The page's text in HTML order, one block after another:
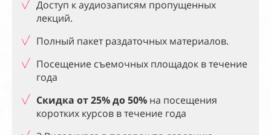
Доступ к аудиозаписям пропущенных
лекций.
Полный пакет раздаточных материалов.
Посещение съемочных площадок втечение
года
Скидка от 25% до 50% на посещения
коротких курсов втечение года